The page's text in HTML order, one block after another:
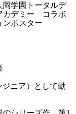
岡学園トータルデ
カデミー コラボ
ンポスター
ニア）として勤